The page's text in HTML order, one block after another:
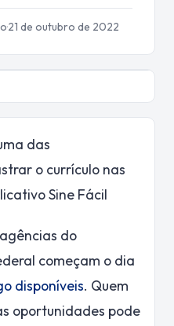
·21 de outubro de 2022
das
o currículo nas
Sine Fácil
do
começam o dia
disponíveis. Quem
oportunidades pode